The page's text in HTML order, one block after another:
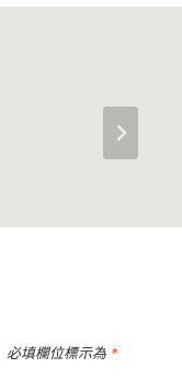
必填欄位標示為 *